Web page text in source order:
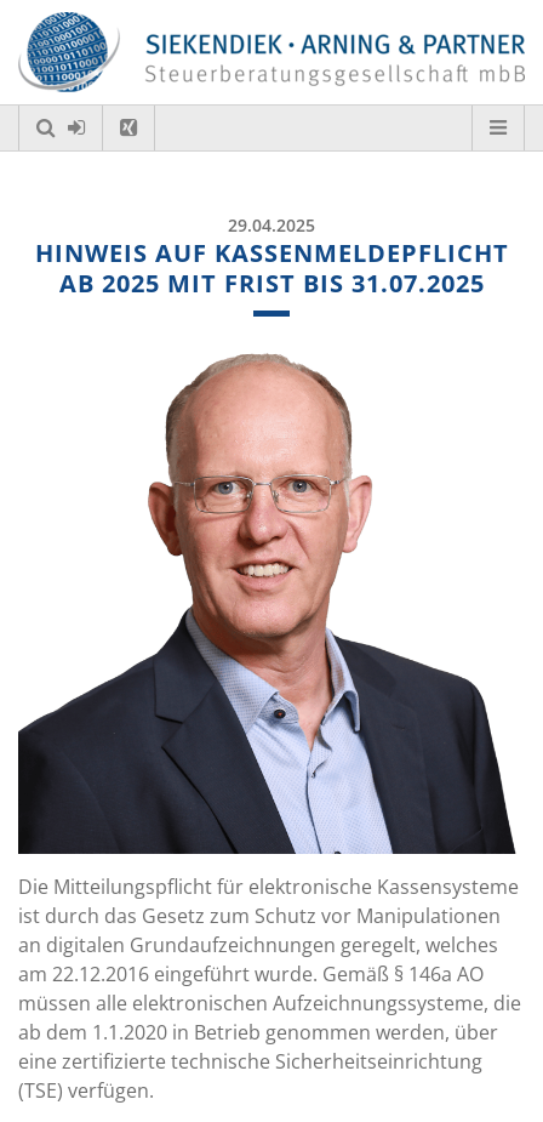
29.04.2025
HINWEIS AUF KASSENMELDEPFLICHT
AB 2025 MIT FRIST BIS 31.07.2025
Die Mitteilungspflicht für elektronische Kassensysteme
ist durch das Gesetz zum Schutz vor Manipulationen
an digitalen Grundaufzeichnungen geregelt, welches
am 22.12.2016 eingeführt wurde. Gemäß § 146a AO
müssen alle elektronischen Aufzeichnungssysteme, die
ab dem 1.1.2020 in Betrieb genommen werden, über
eine zertifizierte technische Sicherheitseinrichtung
(TSE) verfügen.